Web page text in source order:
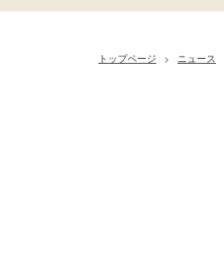
トップページ > ニュース